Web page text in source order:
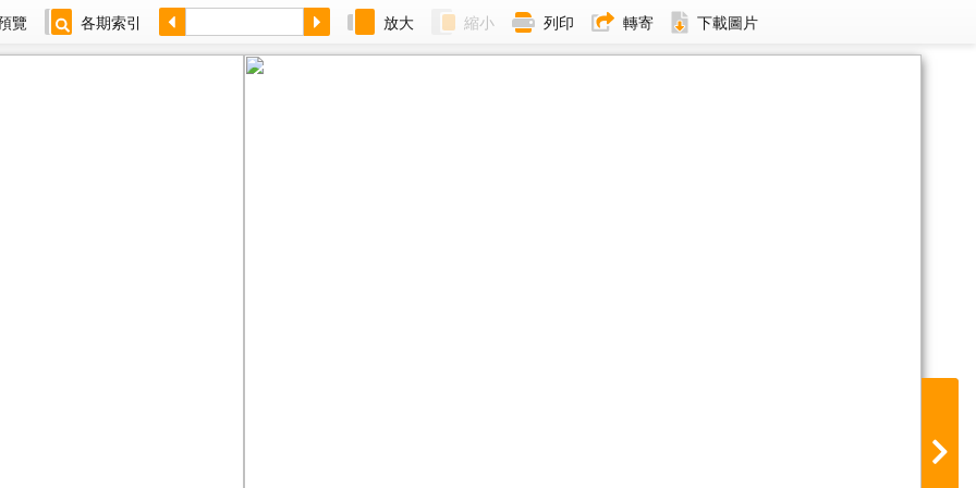
覽 各期索引 放大 縮小 列印 轉寄 下載圖片